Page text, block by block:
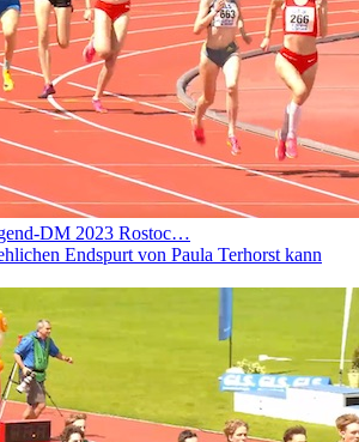
DM 2023 Rostoc…
Endspurt von Paula Terhorst kann